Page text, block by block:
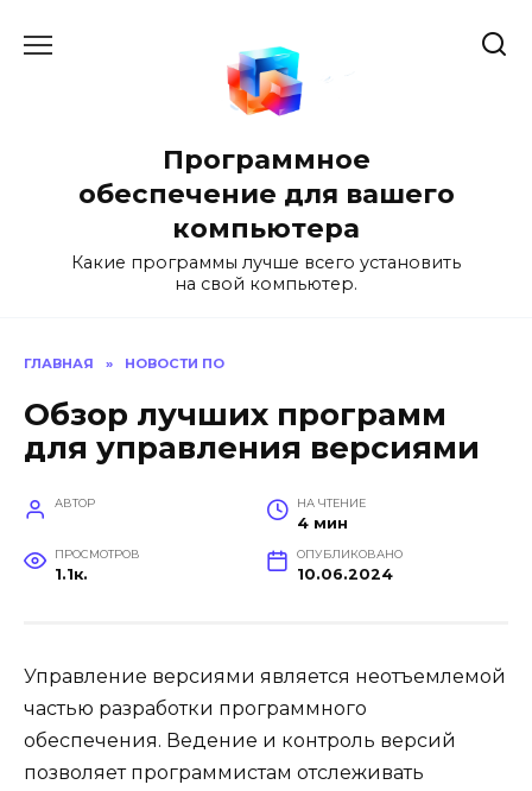
Программное
обеспечение для вашего
компьютера
Какие программы лучше всего установить
на свой компьютер.
ГЛАВНАЯ » НОВОСТИ ПО
Обзор лучших программ
для управления версиями
АВТОР НА ЧТЕНИЕ
4 мин
ПРОСМОТРОВ
1.1к.
ОПУБЛИКОВАНО
10.06.2024
Управление версиями является неотъемлемой
частью разработки программного
обеспечения. Ведение и контроль версий
позволяет программистам отслеживать